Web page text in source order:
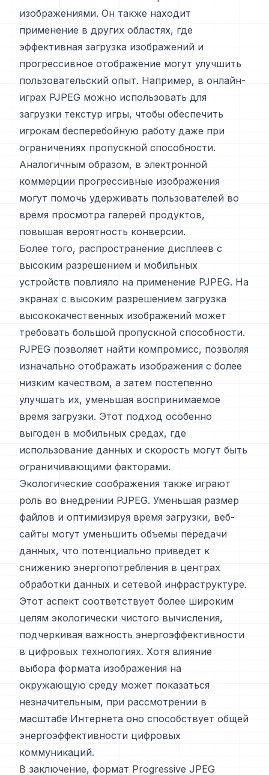
изображениями. Он также находит
применение в других областях, где
эффективная загрузка изображений и
прогрессивное отображение могут улучшить
пользовательский опыт. Например, в онлайн-
играх PJPEG можно использовать для
загрузки текстур игры, чтобы обеспечить
игрокам бесперебойную работу даже при
ограничениях пропускной способности.
Аналогичным образом, в электронной
коммерции прогрессивные изображения
могут помочь удерживать пользователей во
время просмотра галерей продуктов,
повышая вероятность конверсии.
Более того, распространение дисплеев с
высоким разрешением и мобильных
устройств повлияло на применение PJPEG. На
экранах с высоким разрешением загрузка
высококачественных изображений может
требовать большой пропускной способности.
PJPEG позволяет найти компромисс, позволяя
изначально отображать изображения с более
низким качеством, а затем постепенно
улучшать их, уменьшая воспринимаемое
время загрузки. Этот подход особенно
выгоден в мобильных средах, где
использование данных и скорость могут быть
ограничивающими факторами.
Экологические соображения также играют
роль во внедрении PJPEG. Уменьшая размер
файлов и оптимизируя время загрузки, веб-
сайты могут уменьшить объемы передачи
данных, что потенциально приведет к
снижению энергопотребления в центрах
обработки данных и сетевой инфраструктуре.
Этот аспект соответствует более широким
целям экологически чистого вычисления,
подчеркивая важность энергоэффективности
в цифровых технологиях. Хотя влияние
выбора формата изображения на
окружающую среду может показаться
незначительным, при рассмотрении в
масштабе Интернета оно способствует общей
энергоэффективности цифровых
коммуникаций.
В заключение, формат Progressive JPEG